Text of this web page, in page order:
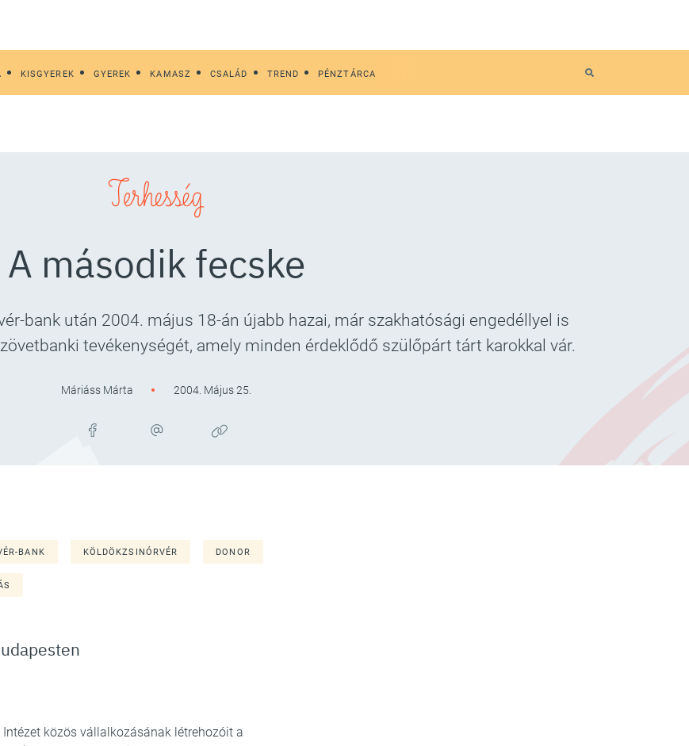
KISGYEREK GYEREK KAMASZ CSALÁD TREND PÉNZTÁRCA
Terhesség
A második fecske
bank után 2004. május 18-án újabb hazai, már szakhatósági engedéllyel is
tevékenységét, amely minden érdeklődő szülőpárt tárt karokkal vár.
Máriáss Márta 2004. Május 25.
BANK KÖLDÖKZSINÓRVÉR DONOR
közös vállalkozásának létrehozóit a